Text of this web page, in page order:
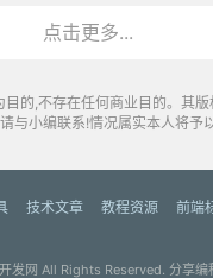
点击更多...
的,不存在任何商业目的。其
与小编联系!情况属实本人将予
技术文章 教程资源 前端